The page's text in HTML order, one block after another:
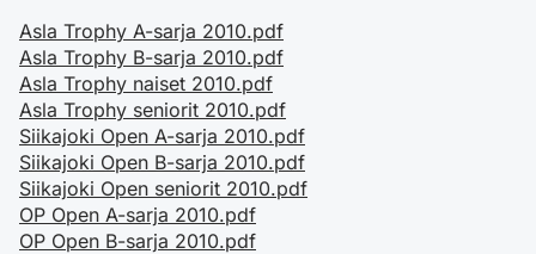
Asla Trophy A-sarja 2010.pdf
Asla Trophy B-sarja 2010.pdf
Asla Trophy naiset 2010.pdf
Asla Trophy seniorit 2010.pdf
Siikajoki Open A-sarja 2010.pdf
Siikajoki Open B-sarja 2010.pdf
Siikajoki Open seniorit 2010.pdf
OP Open A-sarja 2010.pdf
OP Open B-sarja 2010.pdf